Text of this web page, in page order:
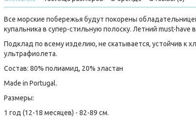
Все морские побережья будут покорены
купальника в супер-стильную полоску. Летний must-have
Подклад по всему изделию, не скатывается, устойчив к
ультрафиолета.
Состав: 80% полиамид, 20% эластан
Made in Portugal.
Размеры:
1 год (12-18 месяцев) - 82-89 см.